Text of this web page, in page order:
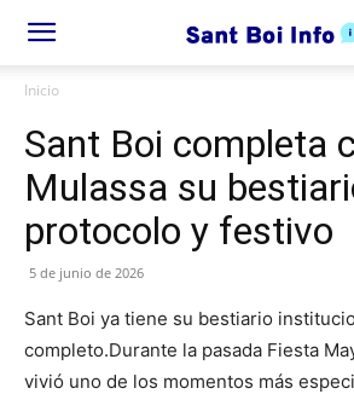
Inicio
Sant Boi completa
Mulassa su
protocolo y festivo
5 de junio de 2026
Sant Boi ya tiene su bestiario
completo.Durante la pasada Fiesta
vivió uno de los momentos más